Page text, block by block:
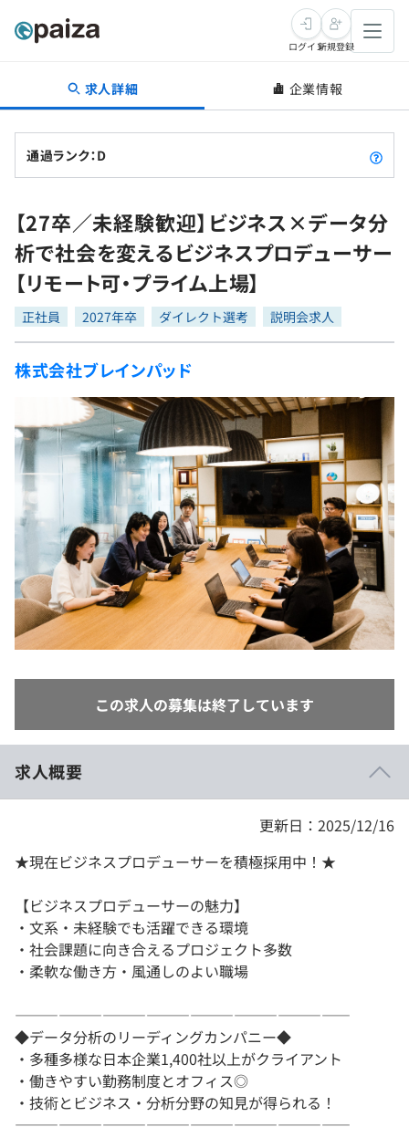
転職・キャリア
転職成功ガイド
転職エージェント
インタビュー
転職成功ガイド
新卒就活
求人検索
本選考
インターン
新卒エージェント
イベント・セミナー
インタビュー
就活成功ガイド
学習
問題集
4択課題
リファレンス
プラン
個人向けプラン
法人向けプラン
学校向けプラン
プログラミング言語
評価結果一覧
再チャレンジ結果一覧
ゲーム・マンガ
Tech Team Journal
paiza times
note
paizaとは？
ログイン新規登録
求人詳細 企業情報
通過ランク：D
【27卒／未経験歓迎】ビジネス×データ分
析で社会を変えるビジネスプロデューサー
【リモート可・プライム上場】
正社員 2027年卒 ダイレクト選考 説明会求人
株式会社ブレインパッド
この求人の募集は終了しています
求人概要
更新日：2025/12/16
★現在ビジネスプロデューサーを積極採用中！★
【ビジネスプロデューサーの魅力】
・文系・未経験でも活躍できる環境
・社会課題に向き合えるプロジェクト多数
・柔軟な働き方・風通しのよい職場
―――――――――――――――――――――――
◆データ分析のリーディングカンパニー◆
・多種多様な日本企業1,400社以上がクライアント
・働きやすい勤務制度とオフィス◎
・技術とビジネス・分析分野の知見が得られる！
―――――――――――――――――――――――